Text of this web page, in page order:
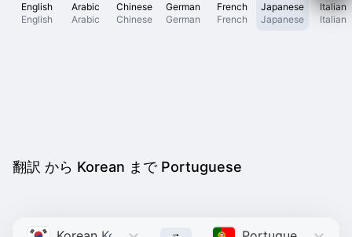
English
English
Arabic
Arabic
Chinese
Chinese
German
German
French
French
Japanese
Japanese
Italian
Italian
翻訳 から Korean まで Portuguese